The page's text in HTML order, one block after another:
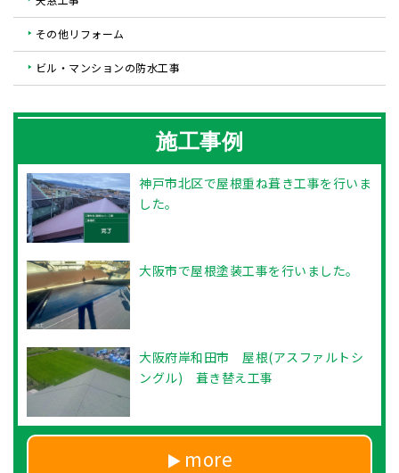
その他リフォーム
ビル・マンションの防水工事
施工事例
神戸市北区で屋根重ね葺き工事を行いま
した。
大阪市で屋根塗装工事を行いました。
大阪府岸和田市 屋根(アスファルトシ
ングル) 葺き替え工事
more